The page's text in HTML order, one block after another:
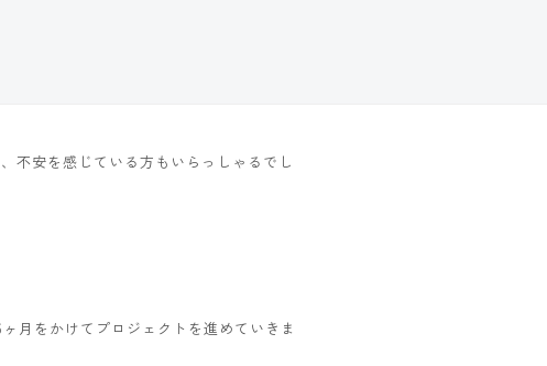
不安を感じている方もいらっしゃるでし
月をかけてプロジェクトを進めていきま